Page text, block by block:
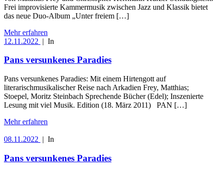
Frei improvisierte Kammermusik zwischen Jazz und Klassik bietet
das neue Duo-Album „Unter freiem […]
Mehr erfahren
12.11.2022 | In
Pans versunkenes Paradies
Pans versunkenes Paradies: Mit einem Hirtengott auf
literarischmusikalischer Reise nach Arkadien Frey, Matthias;
Stoepel, Moritz Steinbach Sprechende Bücher (Edel); Inszenierte
Lesung mit viel Musik. Edition (18. März 2011) PAN […]
Mehr erfahren
08.11.2022 | In
Pans versunkenes Paradies